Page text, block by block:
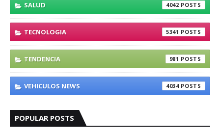
SALUD 4042
TECNOLOGIA 5341
TENDENCIA 981
VEHICULOS NEWS 4034
POPULAR POSTS